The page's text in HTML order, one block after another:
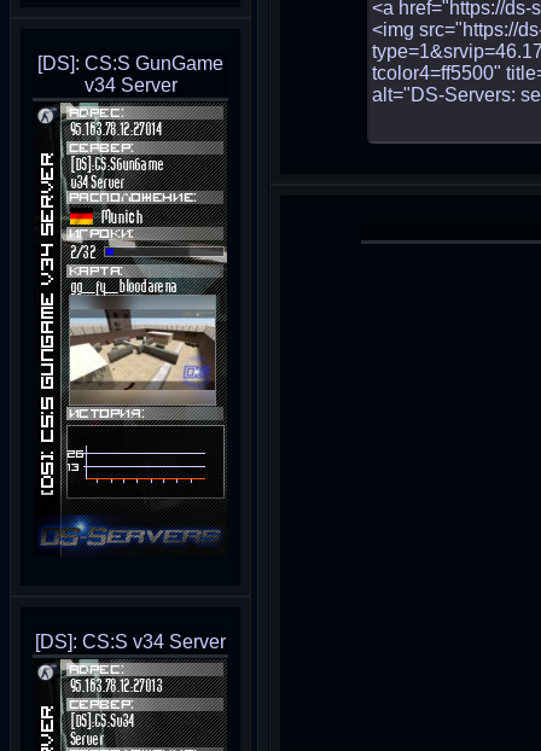
[DS]: CS:S GunGame
v34 Server
[DS]: CS:S v34 Server